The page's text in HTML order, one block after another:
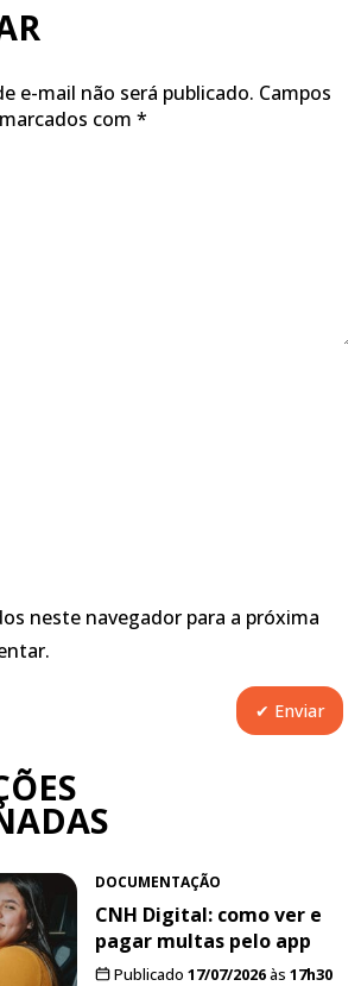
e-mail não será publicado. Campos
com *
neste navegador para a próxima
DOCUMENTAÇÃO
CNH Digital: como ver e
pagar multas pelo app
Publicado 17/07/2026às 17h30